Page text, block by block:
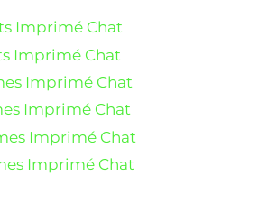
Imprimé Chat
Imprimé Chat
Imprimé Chat
Imprimé Chat
Imprimé Chat
Imprimé Chat